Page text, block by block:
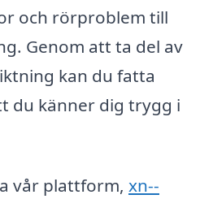
och rörproblem till
Genom att ta del av
kan du fatta
du känner dig trygg i
vår plattform, xn--